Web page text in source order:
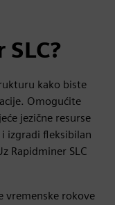
kako biste
Omogućite
jezične resurse
izgradi fleksibilan
Rapidminer SLC
vremenske rokove